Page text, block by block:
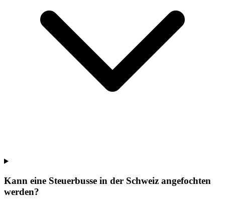
Kann eine Steuerbusse in der Schweiz angefochten
werden?